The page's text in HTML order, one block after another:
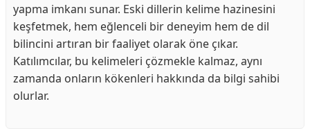
yapma imkanı sunar. Eski dillerin kelime hazinesini
keşfetmek, hem eğlenceli bir deneyim hem de dil
bilincini artıran bir faaliyet olarak öne çıkar.
Katılımcılar, bu kelimeleri çözmekle kalmaz, aynı
zamanda onların kökenleri hakkında da bilgi sahibi
olurlar.